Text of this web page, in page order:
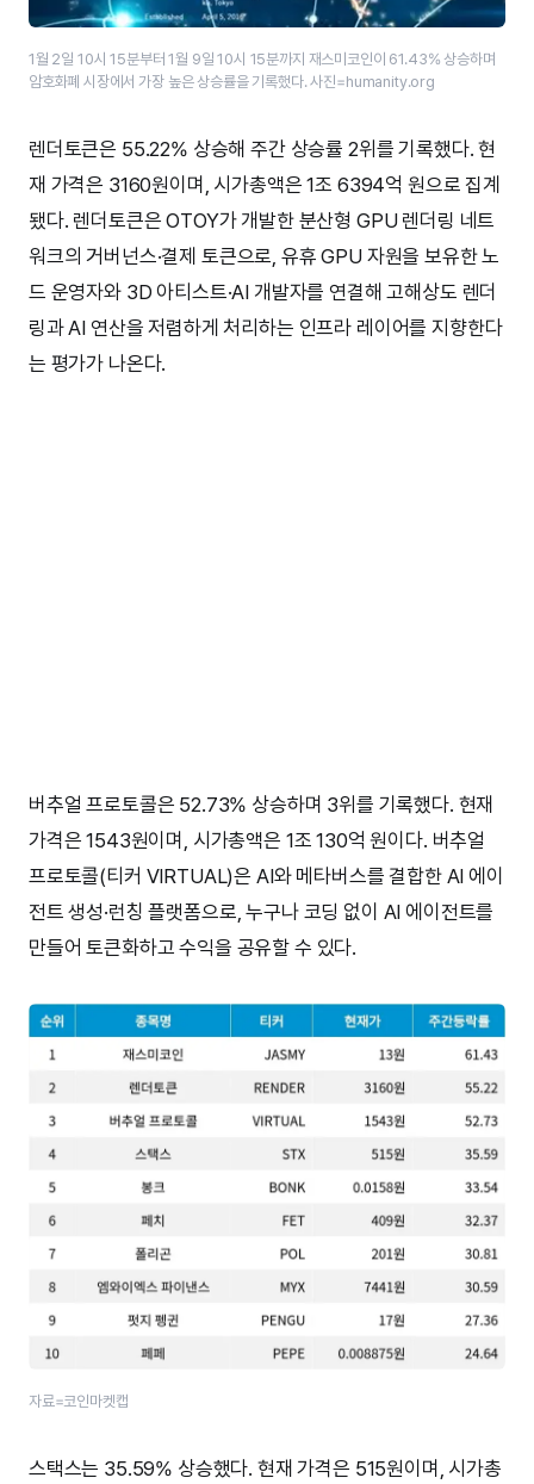
1월 2일 10시 15분부터 1월 9일 10시 15분까지 재스미코인이 61.43% 상승하며
암호화폐 시장에서 가장 높은 상승률을 기록했다. 사진=humanity.org
렌더토큰은 55.22% 상승해 주간 상승률 2위를 기록했다. 현
재 가격은 3160원이며, 시가총액은 1조 6394억 원으로 집계
됐다. 렌더토큰은 OTOY가 개발한 분산형 GPU 렌더링 네트
워크의 거버넌스·결제 토큰으로, 유휴 GPU 자원을 보유한 노
드 운영자와 3D 아티스트·AI 개발자를 연결해 고해상도 렌더
링과 AI 연산을 저렴하게 처리하는 인프라 레이어를 지향한다
는 평가가 나온다.
버추얼 프로토콜은 52.73% 상승하며 3위를 기록했다. 현재
가격은 1543원이며, 시가총액은 1조 130억 원이다. 버추얼
프로토콜(티커 VIRTUAL)은 AI와 메타버스를 결합한 AI 에이
전트 생성·런칭 플랫폼으로, 누구나 코딩 없이 AI 에이전트를
만들어 토큰화하고 수익을 공유할 수 있다.
자료=코인마켓캡
스택스는 35.59% 상승했다. 현재 가격은 515원이며, 시가총